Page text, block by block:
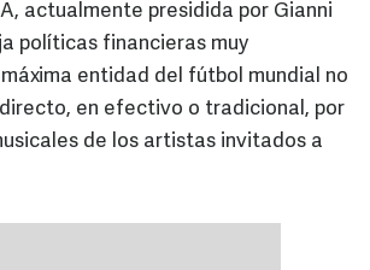
actualmente presidida por Gianni
políticas financieras muy
entidad del fútbol mundial no
en efectivo o tradicional, por
de los artistas invitados a